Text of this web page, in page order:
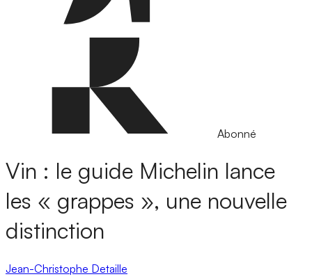
Abonné
Vin : le guide Michelin lance
les « grappes », une nouvelle
distinction
Jean-Christophe Detaille